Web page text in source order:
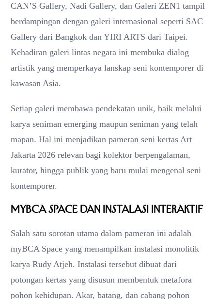
CAN’S Gallery, Nadi Gallery, dan Galeri ZEN1 tampil
berdampingan dengan galeri internasional seperti SAC
Gallery dari Bangkok dan YIRI ARTS dari Taipei.
Kehadiran galeri lintas negara ini membuka dialog
artistik yang memperkaya lanskap seni kontemporer di
kawasan Asia.
Setiap galeri membawa pendekatan unik, baik melalui
karya seniman emerging maupun seniman yang telah
mapan. Hal ini menjadikan pameran seni kertas Art
Jakarta 2026 relevan bagi kolektor berpengalaman,
kurator, hingga publik yang baru mulai mengenal seni
kontemporer.
myBCA Space dan Instalasi Interaktif
Salah satu sorotan utama dalam pameran ini adalah
myBCA Space yang menampilkan instalasi monolitik
karya Rudy Atjeh. Instalasi tersebut dibuat dari
potongan kertas yang disusun membentuk metafora
pohon kehidupan. Akar, batang, dan cabang pohon